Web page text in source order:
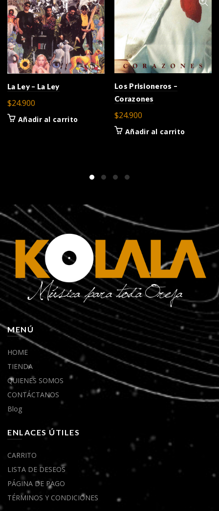
La Ley – La Ley
$24.900
Añadir al carrito
Los Prisioneros –
Corazones
$24.900
Añadir al carrito
MENÚ
HOME
TIENDA
QUIENES SOMOS
CONTÁCTANOS
Blog
ENLACES ÚTILES
CARRITO
LISTA DE DESEOS
PÁGINA DE PAGO
TÉRMINOS Y CONDICIONES